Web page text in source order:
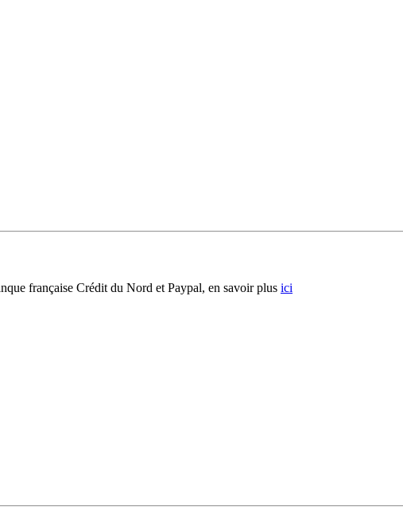
française Crédit du Nord et Paypal, en savoir plus ici